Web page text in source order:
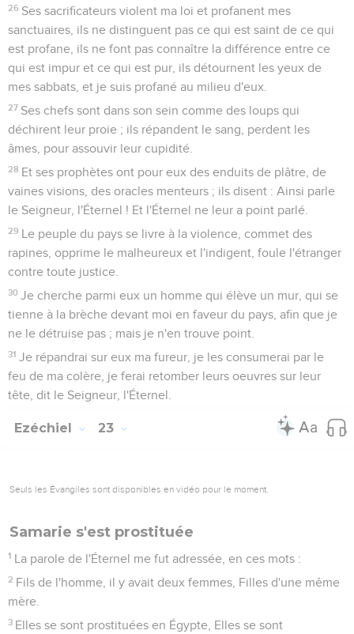
26 Ses sacrificateurs violent ma loi et profanent mes
sanctuaires, ils ne distinguent pas ce qui est saint de ce qui
est profane, ils ne font pas connaître la différence entre ce
qui est impur et ce qui est pur, ils détournent les yeux de
mes sabbats, et je suis profané au milieu d'eux.
27 Ses chefs sont dans son sein comme des loups qui
déchirent leur proie ; ils répandent le sang, perdent les
âmes, pour assouvir leur cupidité.
28 Et ses prophètes ont pour eux des enduits de plâtre, de
vaines visions, des oracles menteurs ; ils disent : Ainsi parle
le Seigneur, l'Éternel ! Et l'Éternel ne leur a point parlé.
29 Le peuple du pays se livre à la violence, commet des
rapines, opprime le malheureux et l'indigent, foule l'étranger
contre toute justice.
30 Je cherche parmi eux un homme qui élève un mur, qui se
tienne à la brèche devant moi en faveur du pays, afin que je
ne le détruise pas ; mais je n'en trouve point.
31 Je répandrai sur eux ma fureur, je les consumerai par le
feu de ma colère, je ferai retomber leurs oeuvres sur leur
tête, dit le Seigneur, l'Éternel.
Ezéchiel 23
Seuls les Évangiles sont disponibles en vidéo pour le moment.
Samarie s'est prostituée
1 La parole de l'Éternel me fut adressée, en ces mots :
2 Fils de l'homme, il y avait deux femmes, Filles d'une même
mère.
3 Elles se sont prostituées en Égypte, Elles se sont